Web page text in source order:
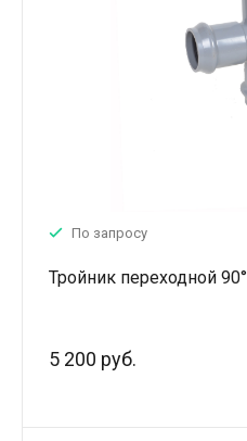
По запросу
Тройник переходной 90°
5 200 руб.